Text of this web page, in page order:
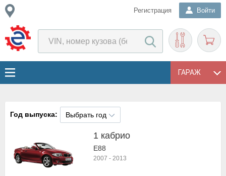
Регистрация Войти
ГАРАЖ
Год выпуска: Выбрать год
1 кабрио
E88
2007 - 2013